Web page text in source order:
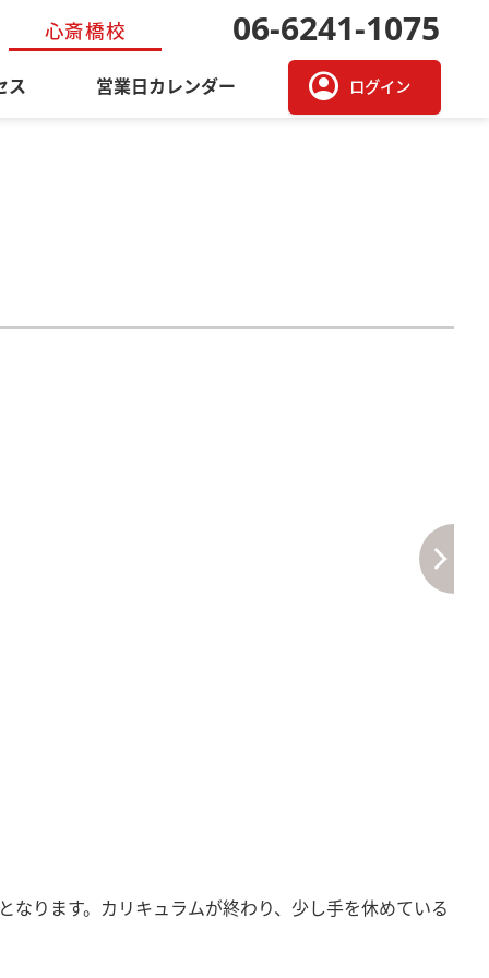
心斎橋校 06-6241-1075
ス 営業日カレンダー account_circle ログイン
ります。カリキュラムが終わり、少し手を休めている